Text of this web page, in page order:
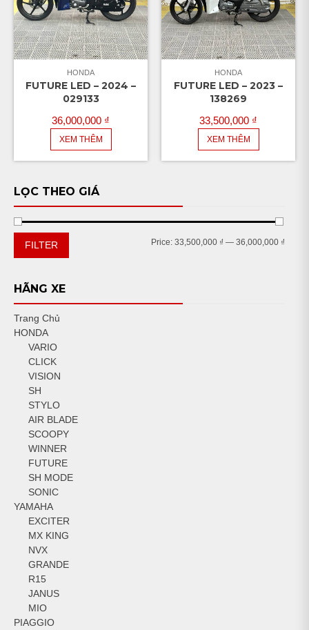
HONDA
FUTURE LED – 2024 –
029133
36,000,000 ₫
XEM THÊM
HONDA
FUTURE LED – 2023 –
138269
33,500,000 ₫
XEM THÊM
LỌC THEO GIÁ
FILTER Price: 33,500,000 ₫ — 36,000,000 ₫
HÃNG XE
Trang Chủ
HONDA
VARIO
CLICK
VISION
SH
STYLO
AIR BLADE
SCOOPY
WINNER
FUTURE
SH MODE
SONIC
YAMAHA
EXCITER
MX KING
NVX
GRANDE
R15
JANUS
MIO
PIAGGIO